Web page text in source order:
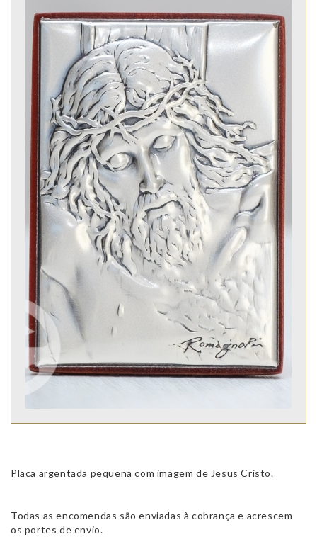
Placa argentada pequena com imagem de Jesus Cristo.
Todas as encomendas são enviadas à cobrança e acrescem
os portes de envio.